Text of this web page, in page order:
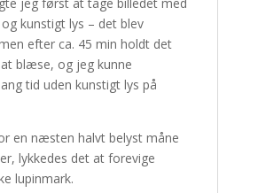
kunstigt lys – det blev
efter ca. 45 min holdt det
blæse, og jeg kunne
tid uden kunstigt lys på
en næsten halvt belyst måne
lykkedes det at forevige
lupinmark.